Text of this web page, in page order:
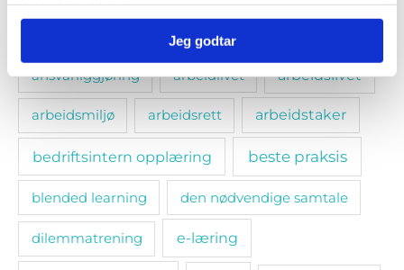
Jeg godtar
Emneknagger
ansvarliggjøring arbeidlivet arbeidslivet
arbeidsmiljø arbeidsrett arbeidstaker
bedriftsintern opplæring beste praksis
blended learning den nødvendige samtale
dilemmatrening e-læring